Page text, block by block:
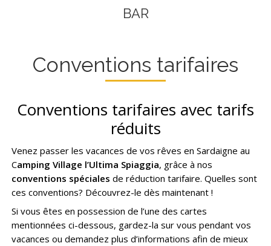
BAR
Conventions tarifaires
Conventions tarifaires avec tarifs
réduits
Venez passer les vacances de vos rêves en Sardaigne au
Camping Village l’Ultima Spiaggia, grâce à nos
conventions spéciales de réduction tarifaire. Quelles sont
ces conventions? Découvrez-le dès maintenant !
Si vous êtes en possession de l’une des cartes
mentionnées ci-dessous, gardez-la sur vous pendant vos
vacances ou demandez plus d’informations afin de mieux